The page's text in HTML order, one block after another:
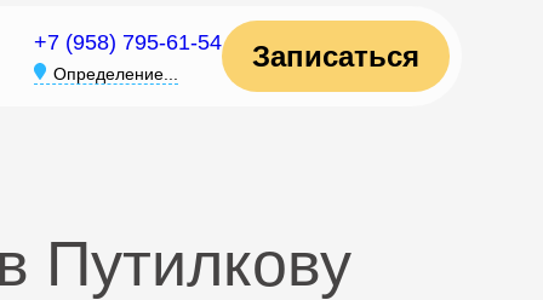
+7 (958) 795-61-54
Определение...
Записаться
Путилкову